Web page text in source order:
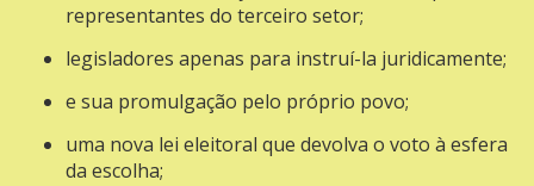
representantes do terceiro setor;
legisladores apenas para instruí-la juridicamente;
e sua promulgação pelo próprio povo;
uma nova lei eleitoral que devolva o voto à esfera
da escolha;